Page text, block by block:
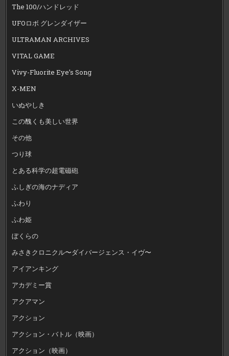
The 100/ハンドレッド
UFOロボ グレンダイザー
ULTRAMAN ARCHIVES
VITAL GAME
Vivy-Fluorite Eye’s Song
X-MEN
いぬやしき
この醜くも美しい世界
その他
つり球
とある科学の超電磁砲
ふしぎの海のナディア
ふわり
ふわ姫
ぼくらの
みさきクロニクル〜ダイバージェンス・イヴ〜
アイアンキング
アカデミー賞
アクアマン
アクション
アクション・バトル（映画）
アクション（映画）